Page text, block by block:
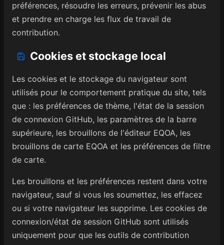
préférences, résoudre les erreurs, prévenir les abus
et prendre en charge les flux de travail de
contribution.
Cookies et stockage local
Les cookies et le stockage du navigateur sont
utilisés pour le comportement pratique du site, tels
que : les préférences de thème, l'état de la session
de connexion GitHub, les paramètres de la barre
supérieure, les brouillons de l'éditeur EQOA, les
brouillons de carte EQOA et les préférences de filtre
de carte.
Les brouillons et les préférences restent dans votre
navigateur, sauf si vous les soumettez, les effacez
ou si votre navigateur les supprime. Les cookies de
connexion/état de session GitHub sont utilisés
uniquement pour que les outils de contribution